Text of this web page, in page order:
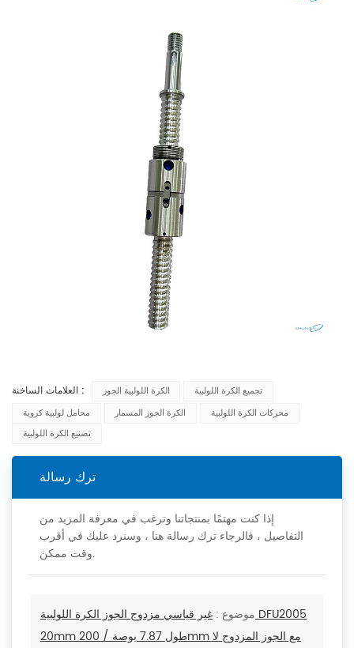
العلامات الساخنة : الكرة اللولبية الجوز
تجميع الكرة اللولبية
محامل لولبية كروية
الكرة الجوز المسمار
محركات الكرة اللولبية
تصنيع الكرة اللولبية
ترك رسالة
إذا كنت مهتمًا بمنتجاتنا وترغب في معرفة المزيد من
التفاصيل ، فالرجاء ترك رسالة هنا ، وسنرد عليك في أقرب
وقت ممكن.
موضوع : غير قياسي مزدوج الجوز الكرة اللولبية DFU2005
20mm طول 7.87 بوصة / 200mm مع الجوز المزدوج لا